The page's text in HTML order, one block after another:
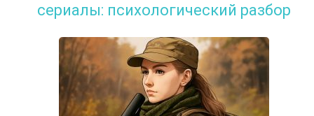
сериалы: психологический разбор